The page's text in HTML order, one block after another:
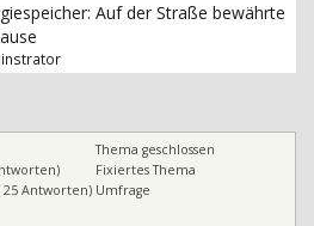
Auf der Straße bewährte
25 Antworten)
Thema geschlossen
Fixiertes Thema
Umfrage